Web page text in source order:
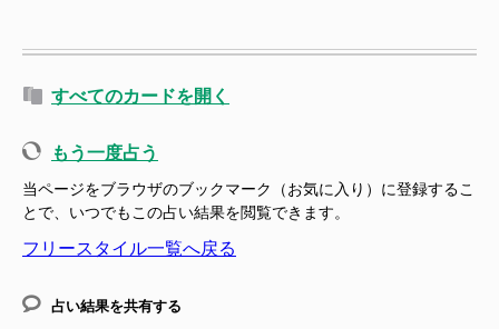
すべてのカードを開く
もう一度占う
当ページをブラウザのブックマーク（お気に入り）に登録するこ
とで、いつでもこの占い結果を閲覧できます。
フリースタイル一覧へ戻る
占い結果を共有する